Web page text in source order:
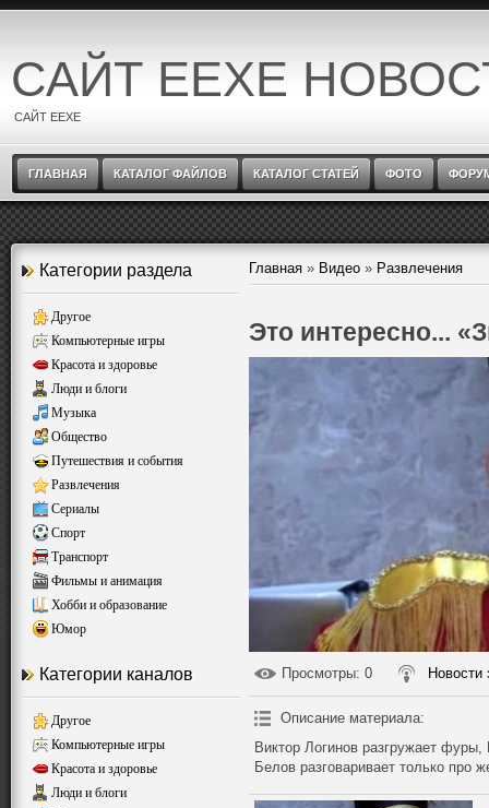
САЙТ EEXE
САЙТ EEXE
ГЛАВНАЯ КАТАЛОГ ФАЙЛОВ КАТАЛОГ СТАТЕЙ ФОТО
Категории раздела
Другое
Компьютерные игры
Красота и здоровье
Люди и блоги
Музыка
Общество
Путешествия и события
Развлечения
Сериалы
Спорт
Транспорт
Фильмы и анимация
Хобби и образование
Юмор
Категории каналов
Другое
Компьютерные игры
Красота и здоровье
Люди и блоги
Главная » Видео » Развлечения
Это интересно...
Просмотры: 0 Новости
Описание материала:
Виктор Логинов разгружает
Белов разговаривает только про